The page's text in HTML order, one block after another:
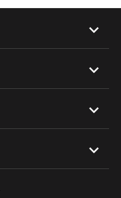



